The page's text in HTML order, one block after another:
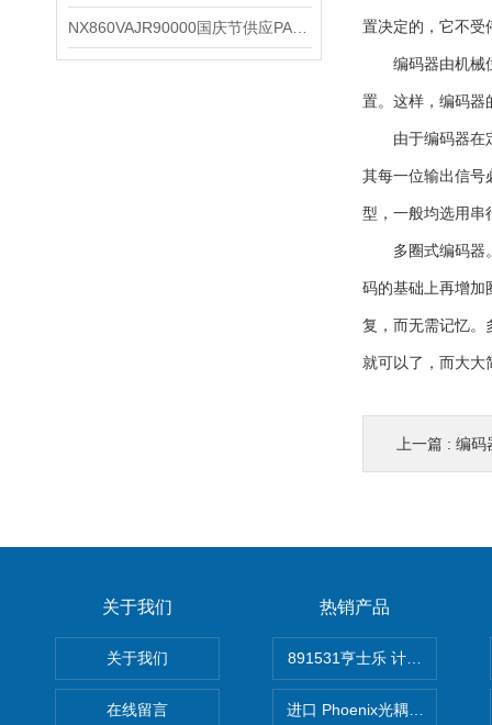
置决定的，它不受
编码器由机械位
置。这样，编码器
由于编码器在定
其每一位输出信号
型，一般均选用串
多圈式编码器。
码的基础上再增加
复，而无需记忆。
就可以了，而大大
上一篇 : 编码
关于我们
关于我们
在线留言
热销产品
891531亨士乐 计时器
进口 Phoenix光耦开关